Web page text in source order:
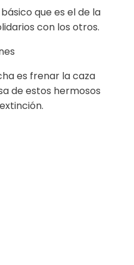
que es el de la
con los otros.
es frenar la caza
de estos hermosos